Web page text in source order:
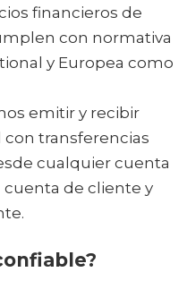
financieros de
con normativa
y Europea como
emitir y recibir
transferencias
cualquier cuenta
cuenta de cliente y